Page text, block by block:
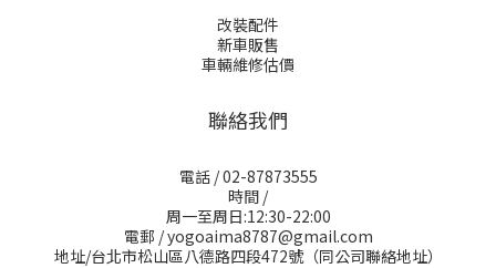
改裝配件
新車販售
車輛維修估價
聯絡我們
電話 / 02-87873555
時間 /
周一至周日:12:30-22:00
電郵 / yogoaima8787@gmail.com
地址/台北市松山區八德路四段472號（同公司聯絡地址）